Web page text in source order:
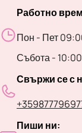
Работно
Пон - Пет
Събота -
Свържи се с
Пиши ни: